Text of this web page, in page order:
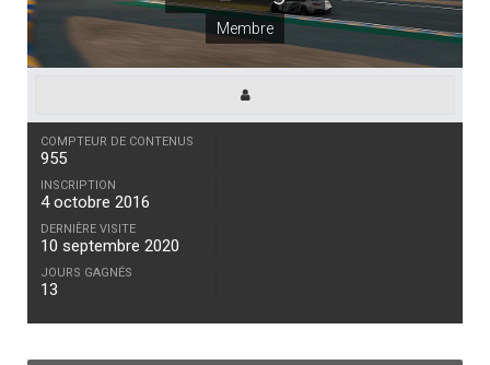
Membre
COMPTEUR DE CONTENUS
955
INSCRIPTION
4 octobre 2016
DERNIÈRE VISITE
10 septembre 2020
JOURS GAGNÉS
13